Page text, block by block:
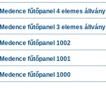
Medence fűtőpanel 4 elemes állvány
Medence fűtőpanel 3 elemes állvány
Medence fűtőpanel 1002
Medence fűtőpanel 1001
Medence fűtőpanel 1000